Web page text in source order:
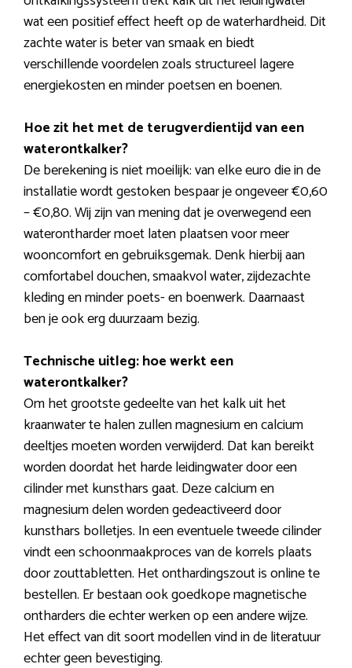
wat een positief effect heeft op de waterhardheid. Dit
zachte water is beter van smaak en biedt
verschillende voordelen zoals structureel lagere
energiekosten en minder poetsen en boenen.
Hoe zit het met de terugverdientijd van een
waterontkalker?
De berekening is niet moeilijk: van elke euro die in de
installatie wordt gestoken bespaar je ongeveer €0,60
– €0,80. Wij zijn van mening dat je overwegend een
waterontharder moet laten plaatsen voor meer
wooncomfort en gebruiksgemak. Denk hierbij aan
comfortabel douchen, smaakvol water, zijdezachte
kleding en minder poets- en boenwerk. Daarnaast
ben je ook erg duurzaam bezig.
Technische uitleg: hoe werkt een
waterontkalker?
Om het grootste gedeelte van het kalk uit het
kraanwater te halen zullen magnesium en calcium
deeltjes moeten worden verwijderd. Dat kan bereikt
worden doordat het harde leidingwater door een
cilinder met kunsthars gaat. Deze calcium en
magnesium delen worden gedeactiveerd door
kunsthars bolletjes. In een eventuele tweede cilinder
vindt een schoonmaakproces van de korrels plaats
door zouttabletten. Het onthardingszout is online te
bestellen. Er bestaan ook goedkope magnetische
ontharders die echter werken op een andere wijze.
Het effect van dit soort modellen vind in de literatuur
echter geen bevestiging.